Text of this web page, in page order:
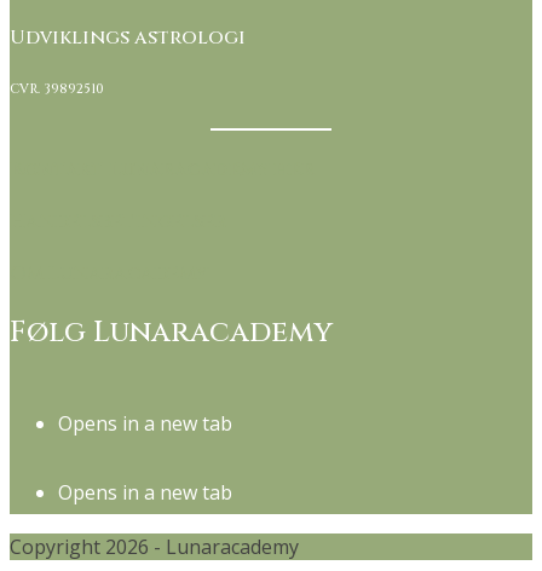
Udviklings astrologi
CVR. 39892510
Følg Lunaracademy
Opens in a new tab
Opens in a new tab
Copyright 2026 - Lunaracademy